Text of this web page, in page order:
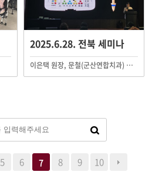
2025.6.28. 전북 세미나
이은택 원장, 문철(군산연합치과) 원장
5 6 7 8 9 10